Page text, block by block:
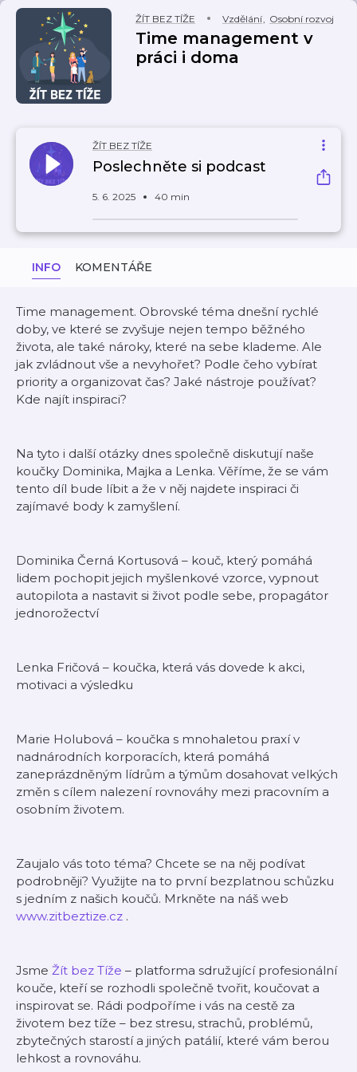
ŽÍT BEZ TÍŽE Vzdělání, Osobní rozvoj
Time management v
práci i doma
ŽÍT BEZ TÍŽE
Poslechněte si podcast
5. 6. 2025 40 min
INFO KOMENTÁŘE
Time management. Obrovské téma dnešní rychlé
doby, ve které se zvyšuje nejen tempo běžného
života, ale také nároky, které na sebe klademe. Ale
jak zvládnout vše a nevyhořet? Podle čeho vybírat
priority a organizovat čas? Jaké nástroje používat?
Kde najít inspiraci?
Na tyto i další otázky dnes společně diskutují naše
koučky Dominika, Majka a Lenka. Věříme, že se vám
tento díl bude líbit a že v něj najdete inspiraci či
zajímavé body k zamyšlení.
Dominika Černá Kortusová – kouč, který pomáhá
lidem pochopit jejich myšlenkové vzorce, vypnout
autopilota a nastavit si život podle sebe, propagátor
jednorožectví
Lenka Fričová – koučka, která vás dovede k akci,
motivaci a výsledku
Marie Holubová – koučka s mnohaletou praxí v
nadnárodních korporacích, která pomáhá
zaneprázdněným lídrům a týmům dosahovat velkých
změn s cílem nalezení rovnováhy mezi pracovním a
osobním životem.
Zaujalo vás toto téma? Chcete se na něj podívat
podrobněji? Využijte na to první bezplatnou schůzku
s jedním z našich koučů. Mrkněte na náš web
⁠www.zitbeztize.cz⁠ .
Jsme ⁠Žít bez Tíže⁠ – platforma sdružující profesionální
kouče, kteří se rozhodli společně tvořit, koučovat a
inspirovat se. Rádi podpoříme i vás na cestě za
životem bez tíže – bez stresu, strachů, problémů,
zbytečných starostí a jiných patálií, které vám berou
lehkost a rovnováhu.